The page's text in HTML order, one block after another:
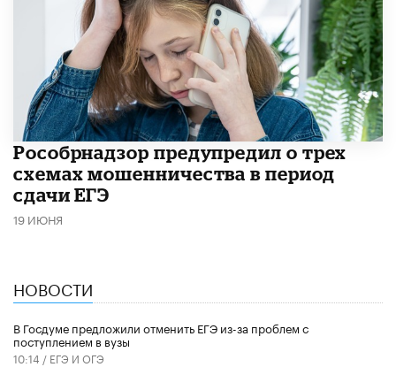
Рособрнадзор предупредил о трех
схемах мошенничества в период
сдачи ЕГЭ
19 ИЮНЯ
НОВОСТИ
В Госдуме предложили отменить ЕГЭ из-за проблем с
поступлением в вузы
10:14 / ЕГЭ И ОГЭ